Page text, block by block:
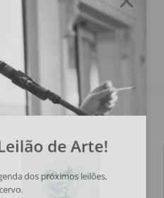
de Arte!
dos próximos leilões,